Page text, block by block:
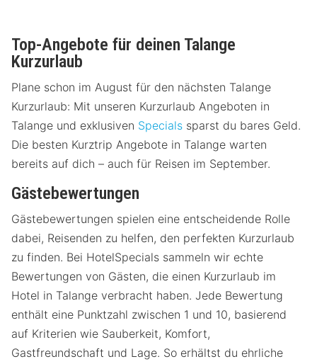
Top-Angebote für deinen Talange
Kurzurlaub
Plane schon im August für den nächsten Talange
Kurzurlaub: Mit unseren Kurzurlaub Angeboten in
Talange und exklusiven Specials sparst du bares Geld.
Die besten Kurztrip Angebote in Talange warten
bereits auf dich – auch für Reisen im September.
Gästebewertungen
Gästebewertungen spielen eine entscheidende Rolle
dabei, Reisenden zu helfen, den perfekten Kurzurlaub
zu finden. Bei HotelSpecials sammeln wir echte
Bewertungen von Gästen, die einen Kurzurlaub im
Hotel in Talange verbracht haben. Jede Bewertung
enthält eine Punktzahl zwischen 1 und 10, basierend
auf Kriterien wie Sauberkeit, Komfort,
Gastfreundschaft und Lage. So erhältst du ehrliche